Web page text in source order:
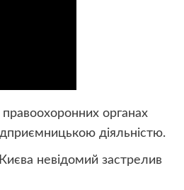
органах
діяльністю.
невідомий застрелив